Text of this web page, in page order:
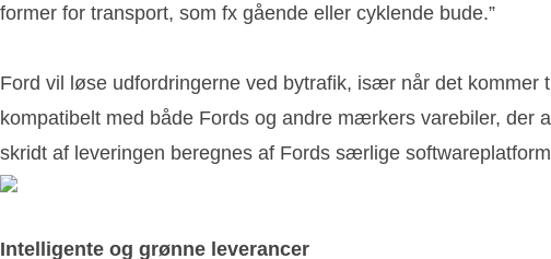
former for transport, som fx gående eller cyklende bude.”
Ford vil løse udfordringerne ved bytrafik, især når det
kompatibelt med både Fords og andre mærkers varebiler, der
skridt af leveringen beregnes af Fords særlige
Intelligente og grønne leverancer